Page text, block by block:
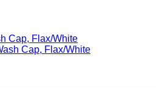
Cap, Flax/White